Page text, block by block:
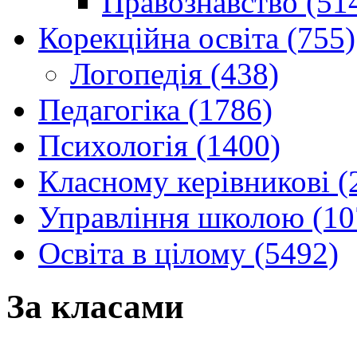
Корекційна освіта (755)
Логопедія (438)
Педагогіка (1786)
Психологія (1400)
Класному керівникові
Управління школою
Освіта в цілому (5492)
За класами